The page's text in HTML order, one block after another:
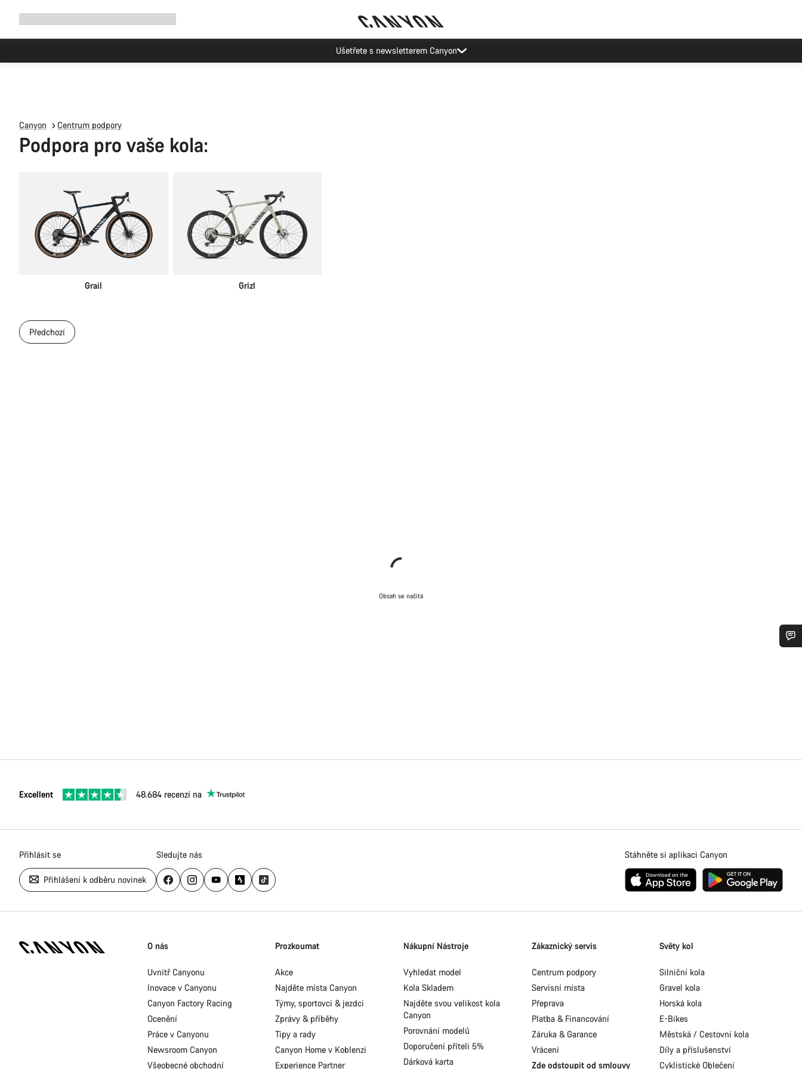
Ušetřete s newsletterem Canyon
Canyon Centrum podpory
Podpora pro vaše kola:
Grail Grizl
Předchozí
Obsah se načítá
Excellent 48.684 recenzí na
Přihlásit se
Přihlášení k odběru novinek
Sledujte nás Stáhněte si aplikaci Canyon
stránky
O nás
Uvnitř Canyonu
Inovace v Canyonu
Canyon Factory Racing
Ocenění
Práce v Canyonu
Newsroom Canyon
Všeobecné obchodní
Prozkoumat
Akce
Najděte místa Canyon
Týmy, sportovci & jezdci
Zprávy & příběhy
Tipy a rady
Canyon Home v Koblenzi
Experience Partner
Nákupní Nástroje
Vyhledat model
Kola Skladem
Najděte svou velikost kola
Canyon
Porovnání modelů
Doporučení příteli 5%
Dárková karta
Zákaznický servis
Centrum podpory
Servisní místa
Přeprava
Platba & Financování
Záruka & Garance
Vrácení
Zde odstoupit od smlouvy
Světy kol
Silniční kola
Gravel kola
Horská kola
E-Bikes
Městská / Cestovní kola
Díly a příslušenství
Cyklistické Oblečení